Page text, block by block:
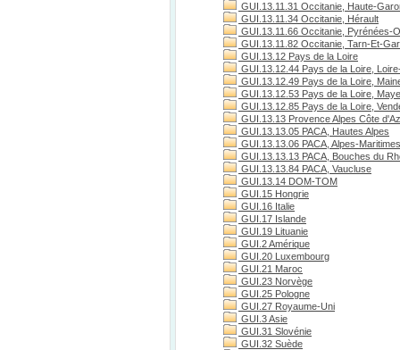
GUI.13.11.31 Occitanie, Haute-
GUI.13.11.34 Occitanie, Hérault
GUI.13.11.66 Occitanie, Pyrénées-
GUI.13.11.82 Occitanie, Tarn-Et-
GUI.13.12 Pays de la Loire
GUI.13.12.44 Pays de la Loire,
GUI.13.12.49 Pays de la Loire,
GUI.13.12.53 Pays de la Loire,
GUI.13.12.85 Pays de la Loire,
GUI.13.13 Provence Alpes Côte
GUI.13.13.05 PACA, Hautes Alpes
GUI.13.13.06 PACA, Alpes-Maritimes
GUI.13.13.13 PACA, Bouches du
GUI.13.13.84 PACA, Vaucluse
GUI.13.14 DOM-TOM
GUI.15 Hongrie
GUI.16 Italie
GUI.17 Islande
GUI.19 Lituanie
GUI.2 Amérique
GUI.20 Luxembourg
GUI.21 Maroc
GUI.23 Norvège
GUI.25 Pologne
GUI.27 Royaume-Uni
GUI.3 Asie
GUI.31 Slovénie
GUI.32 Suède